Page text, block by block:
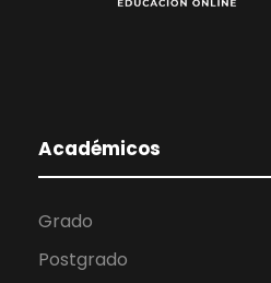
Académicos
Grado
Postgrado